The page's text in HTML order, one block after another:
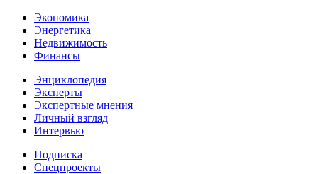
Экономика
Энергетика
Недвижимость
Финансы
Энциклопедия
Эксперты
Экспертные мнения
Личный взгляд
Интервью
Подписка
Спецпроекты